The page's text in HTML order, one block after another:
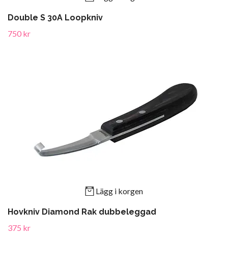
Double S 30A Loopkniv
750 kr
Lägg i korgen
Hovkniv Diamond Rak dubbeleggad
375 kr